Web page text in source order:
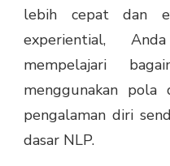
lebih cepat dan
experiential,
mempelajari
menggunakan pola
pengalaman diri
dasar NLP.